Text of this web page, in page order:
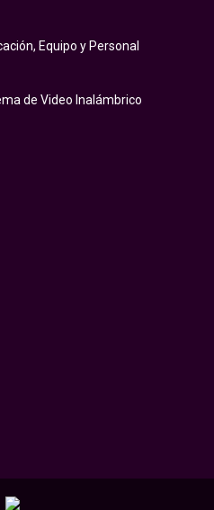
Equipo y Personal
de Video Inalámbrico